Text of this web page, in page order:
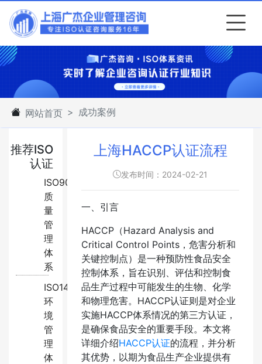
网站首页 成功案例
推荐ISO
认证
ISO9001:2015
质
量
管
理
体
系
ISO14001:2015
环
境
管
理
体
上海HACCP认证流程
发布时间：2024-02-21
一、引言
HACCP（Hazard Analysis and
Critical Control Points，危害分析和
关键控制点）是一种预防性食品安全
控制体系，旨在识别、评估和控制食
品生产过程中可能发生的生物、化学
和物理危害。HACCP认证则是对企业
实施HACCP体系情况的第三方认证，
是确保食品安全的重要手段。本文将
详细介绍HACCP认证的流程，并分析
其优势，以期为食品生产企业提供有